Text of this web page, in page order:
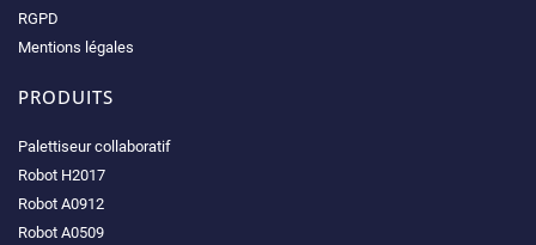
RGPD
Mentions légales
PRODUITS
Palettiseur collaboratif
Robot H2017
Robot A0912
Robot A0509